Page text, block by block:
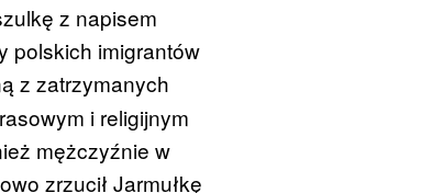
z napisem
polskich imigrantów
z zatrzymanych
i religijnym
mężczyźnie w
zrzucił Jarmułkę